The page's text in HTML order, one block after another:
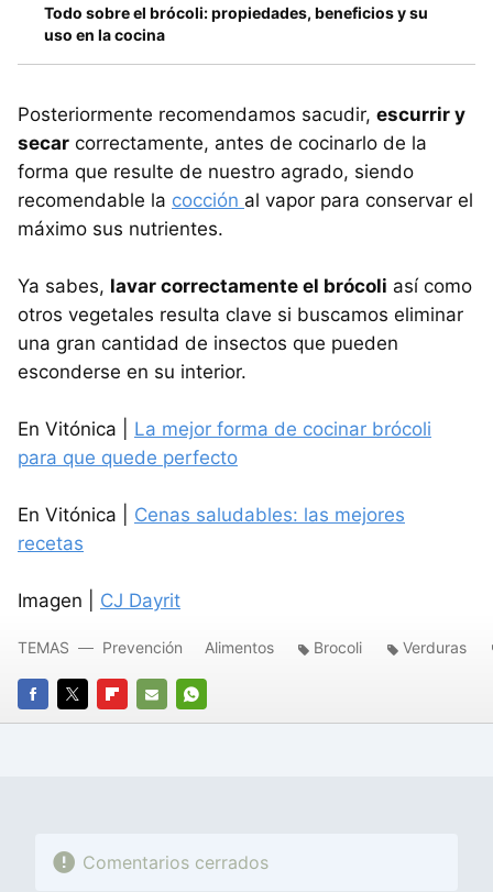
Todo sobre el brócoli: propiedades, beneficios y su
uso en la cocina
Posteriormente recomendamos sacudir, escurrir y
secar correctamente, antes de cocinarlo de la
forma que resulte de nuestro agrado, siendo
recomendable la cocción al vapor para conservar el
máximo sus nutrientes.
Ya sabes, lavar correctamente el brócoli así como
otros vegetales resulta clave si buscamos eliminar
una gran cantidad de insectos que pueden
esconderse en su interior.
En Vitónica | La mejor forma de cocinar brócoli
para que quede perfecto
En Vitónica | Cenas saludables: las mejores
recetas
Imagen | CJ Dayrit
FACEBOOK
TWITTERFLIPBOARD
E-
WHATSAPP
TEMAS Prevención Alimentos Brocoli Verduras
Comentarios cerrados